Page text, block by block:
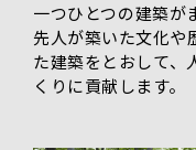
一つひとつの建築が
先人が築いた文化や
た建築をとおして、
くりに貢献します。